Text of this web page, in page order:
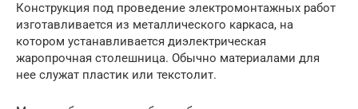
Конструкция под проведение электромонтажных работ
изготавливается из металлического каркаса, на
котором устанавливается диэлектрическая
жаропрочная столешница. Обычно материалами для
нее служат пластик или текстолит.